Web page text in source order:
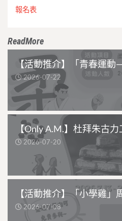
報名表
ReadMore
【活動推介】「青春運
2026-07-22
【Only A.M.】杜拜朱古力
2026-07-20
【活動推介】「小學雞」
2026-07-08